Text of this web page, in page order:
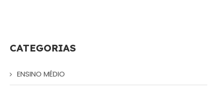
CATEGORIAS
ENSINO MÉDIO